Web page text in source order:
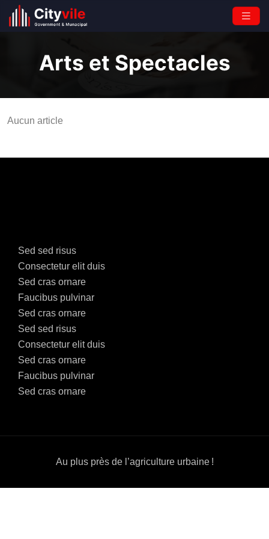
Arts et Spectacles
Aucun article
Sed sed risus
Consectetur elit duis
Sed cras ornare
Faucibus pulvinar
Sed cras ornare
Sed sed risus
Consectetur elit duis
Sed cras ornare
Faucibus pulvinar
Sed cras ornare
Au plus près de l’agriculture urbaine !